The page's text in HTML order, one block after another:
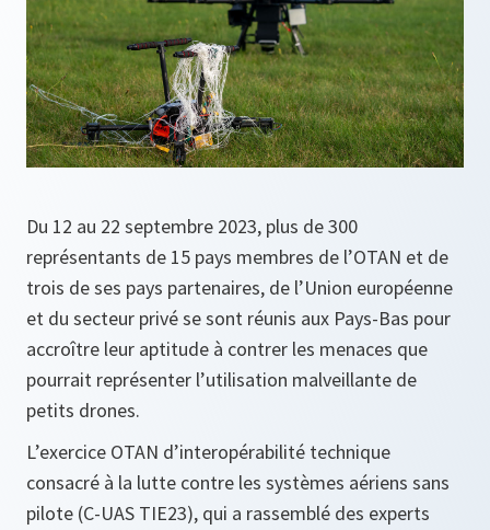
Du 12 au 22 septembre 2023, plus de 300
représentants de 15 pays membres de l’OTAN et de
trois de ses pays partenaires, de l’Union européenne
et du secteur privé se sont réunis aux Pays-Bas pour
accroître leur aptitude à contrer les menaces que
pourrait représenter l’utilisation malveillante de
petits drones.
L’exercice OTAN d’interopérabilité technique
consacré à la lutte contre les systèmes aériens sans
pilote (C-UAS TIE23), qui a rassemblé des experts